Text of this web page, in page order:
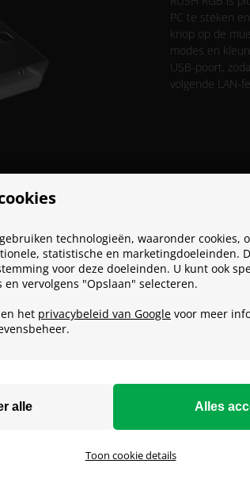
technologieën, waaronder cookies,
statistische en marketingdoeleinden.
voor deze doeleinden. U kunt ook
en vervolgens "Opslaan" selecteren.
en het privacybeleid van Google voor meer
Toon cookie details
PC te steken
knop op de
modes en
USB-poort,
volgende LAN-
op
en matchen
Je kunt
geheel te